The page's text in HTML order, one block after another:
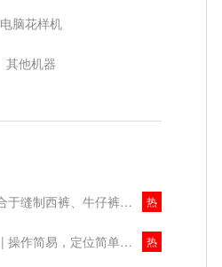
电脑花样机
其他机器
亿豪辘脚机 | 适合于缝制西裤、牛仔裤、工作服及便服 热
电脑圆头锁眼机 | 操作简易，定位简单、精确 热